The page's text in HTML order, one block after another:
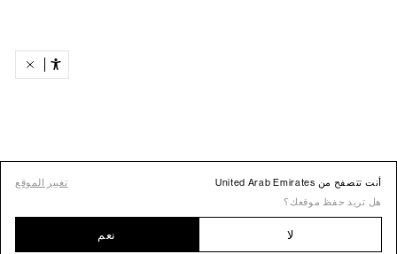
أنت تتصفح من United Arab Emirates
تغيير الموقع
هل تريد حفظ موقعك؟
لا نعم